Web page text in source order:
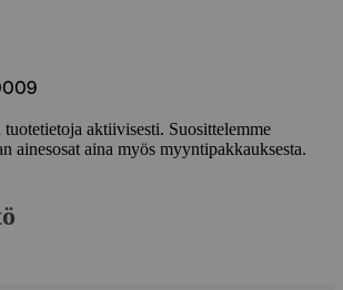
aktiivisesti. Suosittelemme
ainesosat aina myös myyntipakkauksesta.